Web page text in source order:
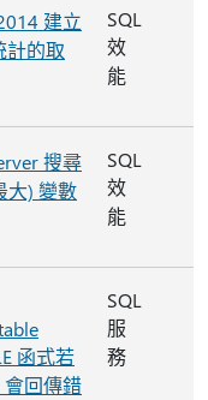
建立
計的取
SQL
效
能
搜尋
大) 變數
SQL
效
能
函式若
會回傳錯
SQL
服
務